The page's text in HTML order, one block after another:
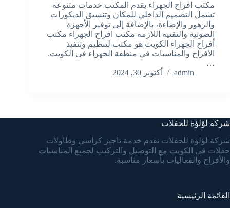
مكتب افراح الجهراء يقدم المكتب خدمات متنوعة
تشمل التصميم الداخلي للمكان وتنسيق الديكورات
والزهور والإضاءة، بالإضافة إلى توفير الأجهزة
الصوتية والتقنية اللازمة مكتب افراح الجهراء مكتب
أفراح الجهراء الكويت هو مكتب لتنظيم وتنفيذ
الأفراح والمناسبات في منطقة الجهراء في الكويت.
…
admin
أكتوبر 30, 2024
شركة لؤلؤة للحفلات
شركة لؤلؤة للحفلات تقدم خدمة تاجير كراسي وطاولات
حفلات في الكويت مع التوصيل والتركيب لجميع المناسبات
والأفراح والفعاليات بأسعار مناسبة.
القائمة الرئيسية